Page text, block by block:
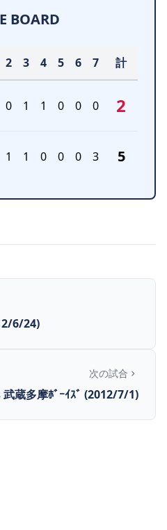
BOARD
2 3 4 5 6 7 計
0 1 1 0 0 0 2
1 1 0 0 0 3 5
6/24)
次の試合
武蔵多摩ﾎﾞｰｲｽﾞ (2012/7/1)